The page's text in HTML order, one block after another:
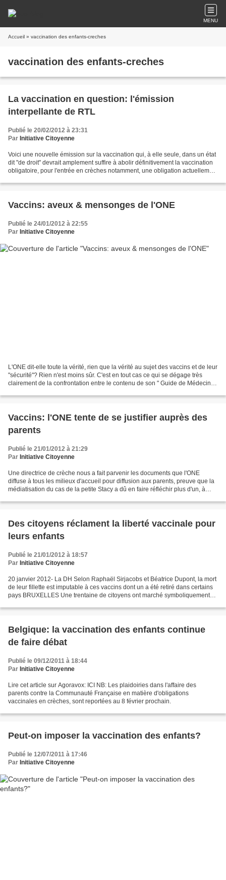
MENU
Accueil » vaccination des enfants-creches
vaccination des enfants-creches
La vaccination en question: l'émission
interpellante de RTL
Publié le 20/02/2012 à 23:31
Par Initiative Citoyenne
Voici une nouvelle émission sur la vaccination qui, à elle seule, dans un état
dit "de droit" devrait amplement suffire à abolir définitivement la vaccination
obligatoire, pour l'entrée en crèches notamment, une obligation actuellement
Vaccins: aveux & mensonges de l'ONE
Publié le 24/01/2012 à 22:55
Par Initiative Citoyenne
L'ONE dit-elle toute la vérité, rien que la vérité au sujet des vaccins et de leur
"sécurité"? Rien n'est moins sûr. C'est en tout cas ce qui se dégage très
clairement de la confrontation entre le contenu de son " Guide de Médecine
Vaccins: l'ONE tente de se justifier auprès des
parents
Publié le 21/01/2012 à 21:29
Par Initiative Citoyenne
Une directrice de crèche nous a fait parvenir les documents que l'ONE
diffuse à tous les milieux d'accueil pour diffusion aux parents, preuve que la
médiatisation du cas de la petite Stacy a dû en faire réfléchir plus d'un, à
Des citoyens réclament la liberté vaccinale pour
leurs enfants
Publié le 21/01/2012 à 18:57
Par Initiative Citoyenne
20 janvier 2012- La DH Selon Raphaël Sirjacobs et Béatrice Dupont, la mort
de leur fillette est imputable à ces vaccins dont un a été retiré dans certains
pays BRUXELLES Une trentaine de citoyens ont marché symboliquement
Belgique: la vaccination des enfants continue
de faire débat
Publié le 09/12/2011 à 18:44
Par Initiative Citoyenne
Lire cet article sur Agoravox: ICI NB: Les plaidoiries dans l'affaire des
parents contre la Communauté Française en matière d'obligations
vaccinales en crèches, sont reportées au 8 février prochain.
Peut-on imposer la vaccination des enfants?
Publié le 12/07/2011 à 17:46
Par Initiative Citoyenne